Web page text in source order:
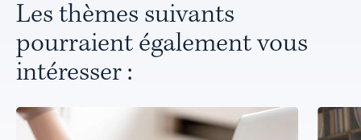
Les thèmes suivants
pourraient également vous
intéresser :